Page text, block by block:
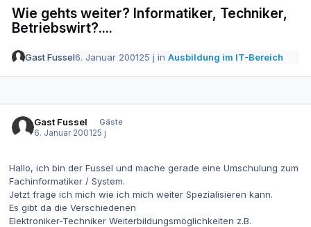
Wie gehts weiter? Informatiker, Techniker,
Betriebswirt?....
Gast Fussel6. Januar 200125 j inAusbildung im IT-Bereich
Gast Fussel
Gäste
6. Januar 2001 25 j
Hallo, ich bin der Fussel und mache gerade eine Umschulung zum
Fachinformatiker / System.
Jetzt frage ich mich wie ich mich weiter Spezialisieren kann.
Es gibt da die Verschiedenen
Elektroniker-Techniker Weiterbildungsmöglichkeiten z.B.